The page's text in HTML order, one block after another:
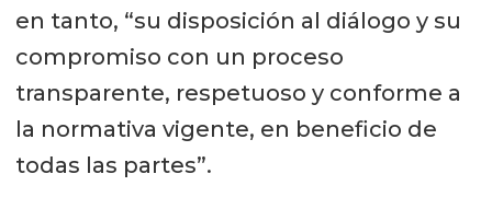
en tanto, “su disposición al diálogo y su
compromiso con un proceso
transparente, respetuoso y conforme a
la normativa vigente, en beneficio de
todas las partes”.